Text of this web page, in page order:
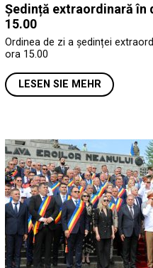
Ședință extraordinară în
15.00
Ordinea de zi a ședinței
ora 15.00
LESEN SIE MEHR